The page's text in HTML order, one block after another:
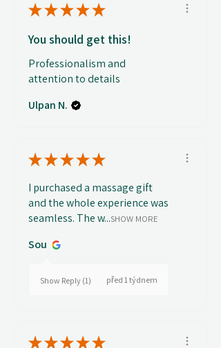
★★★★★
You should get this!
Professionalism and
attention to details
Ulpan N.
★★★★★
I purchased a massage gift
and the whole experience was
seamless. The w...SHOW MORE
Sou
Show Reply (1) před 1 týdnem
★★★★★